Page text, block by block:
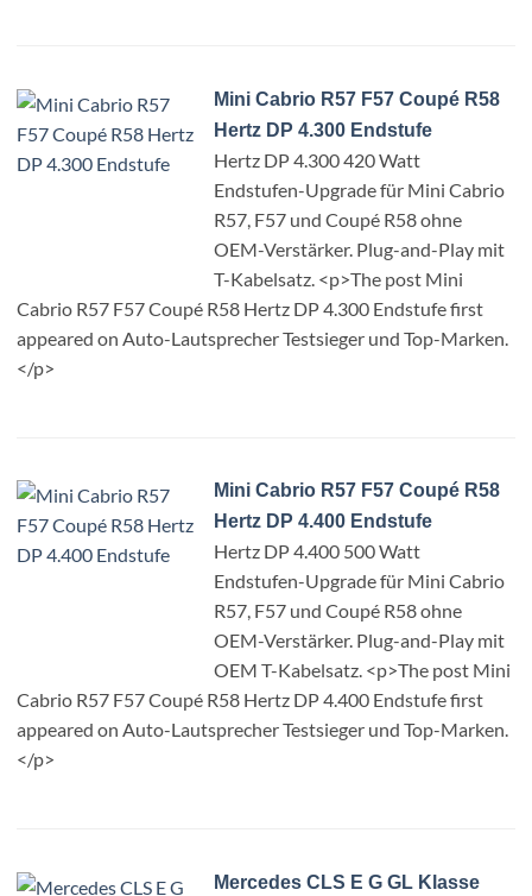
Mini Cabrio R57 F57 Coupé R58
Hertz DP 4.300 Endstufe
Hertz DP 4.300 420 Watt
Endstufen-Upgrade für Mini Cabrio
R57, F57 und Coupé R58 ohne
OEM-Verstärker. Plug-and-Play mit
T-Kabelsatz. <p>The post Mini
Cabrio R57 F57 Coupé R58 Hertz DP 4.300 Endstufe first
appeared on Auto-Lautsprecher Testsieger und Top-Marken.
</p>
Mini Cabrio R57 F57 Coupé R58
Hertz DP 4.400 Endstufe
Hertz DP 4.400 500 Watt
Endstufen-Upgrade für Mini Cabrio
R57, F57 und Coupé R58 ohne
OEM-Verstärker. Plug-and-Play mit
OEM T-Kabelsatz. <p>The post Mini
Cabrio R57 F57 Coupé R58 Hertz DP 4.400 Endstufe first
appeared on Auto-Lautsprecher Testsieger und Top-Marken.
</p>
Mercedes CLS E G GL Klasse